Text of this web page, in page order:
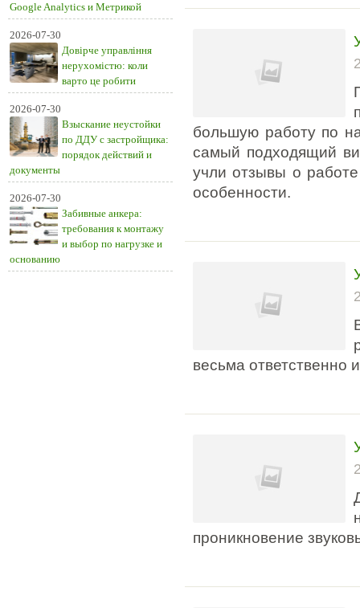
Google Analytics и Метрикой
2026-07-30
Довірче управління
нерухомістю: коли
варто це робити
2026-07-30
Взыскание неустойки
по ДДУ с застройщика:
порядок действий и
документы
2026-07-30
Забивные анкера:
требования к монтажу
и выбор по нагрузке и
основанию
большую работу по
самый подходящий
учли отзывы о
особенности.
весьма ответственно
проникновение